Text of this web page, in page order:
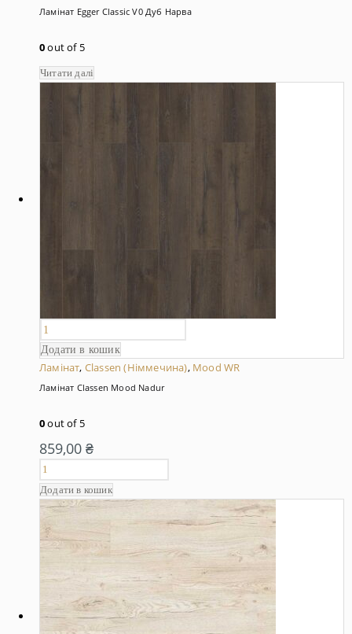
Ламінат Egger Classic V0 Дуб Нарва
0out of 5
Читати далі
Додати в кошик
Ламінат, Classen (Німмечина), Mood WR
Ламінат Classen Mood Nadur
0out of 5
859,00 ₴
Додати в кошик